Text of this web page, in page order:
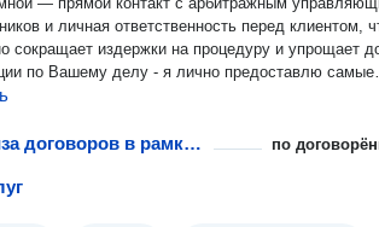
и личная ответственность перед клиентом,
сокращает издержки на процедуру и упрощает
по Вашему делу - я лично предоставлю самые
данные, обеспечу полную прозрачность
в долгий ящик!
Экспертиза договоров в рамках абонентского обслуживания и сопровождения бизнеса по